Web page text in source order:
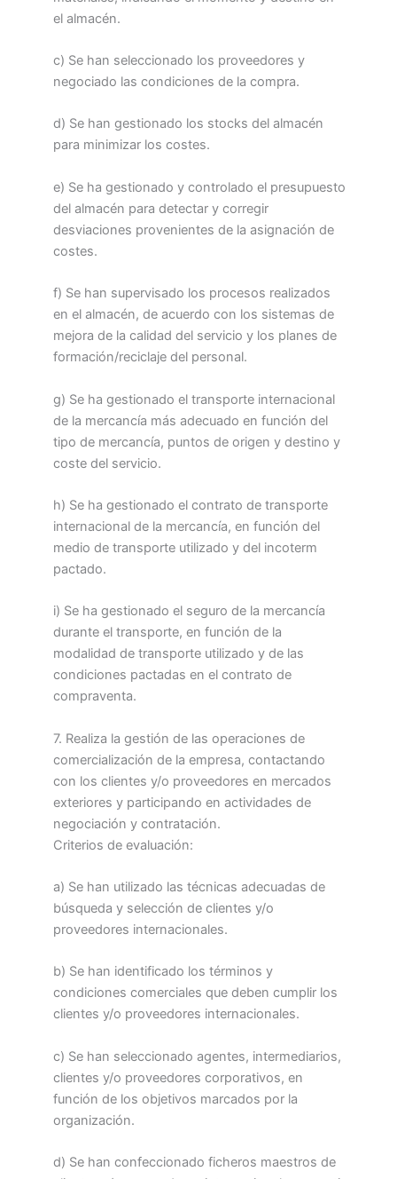
el almacén.
c) Se han seleccionado los proveedores y
negociado las condiciones de la compra.
d) Se han gestionado los stocks del almacén
para minimizar los costes.
e) Se ha gestionado y controlado el presupuesto
del almacén para detectar y corregir
desviaciones provenientes de la asignación de
costes.
f) Se han supervisado los procesos realizados
en el almacén, de acuerdo con los sistemas de
mejora de la calidad del servicio y los planes de
formación/reciclaje del personal.
g) Se ha gestionado el transporte internacional
de la mercancía más adecuado en función del
tipo de mercancía, puntos de origen y destino y
coste del servicio.
h) Se ha gestionado el contrato de transporte
internacional de la mercancía, en función del
medio de transporte utilizado y del incoterm
pactado.
i) Se ha gestionado el seguro de la mercancía
durante el transporte, en función de la
modalidad de transporte utilizado y de las
condiciones pactadas en el contrato de
compraventa.
7. Realiza la gestión de las operaciones de
comercialización de la empresa, contactando
con los clientes y/o proveedores en mercados
exteriores y participando en actividades de
negociación y contratación.
Criterios de evaluación:
a) Se han utilizado las técnicas adecuadas de
búsqueda y selección de clientes y/o
proveedores internacionales.
b) Se han identificado los términos y
condiciones comerciales que deben cumplir los
clientes y/o proveedores internacionales.
c) Se han seleccionado agentes, intermediarios,
clientes y/o proveedores corporativos, en
función de los objetivos marcados por la
organización.
d) Se han confeccionado ficheros maestros de